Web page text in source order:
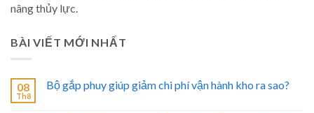
nâng thủy lực.
BÀI VIẾT MỚI NHẤT
08
Th8
Bộ gắp phuy giúp giảm chi phí vận hành kho ra sao?